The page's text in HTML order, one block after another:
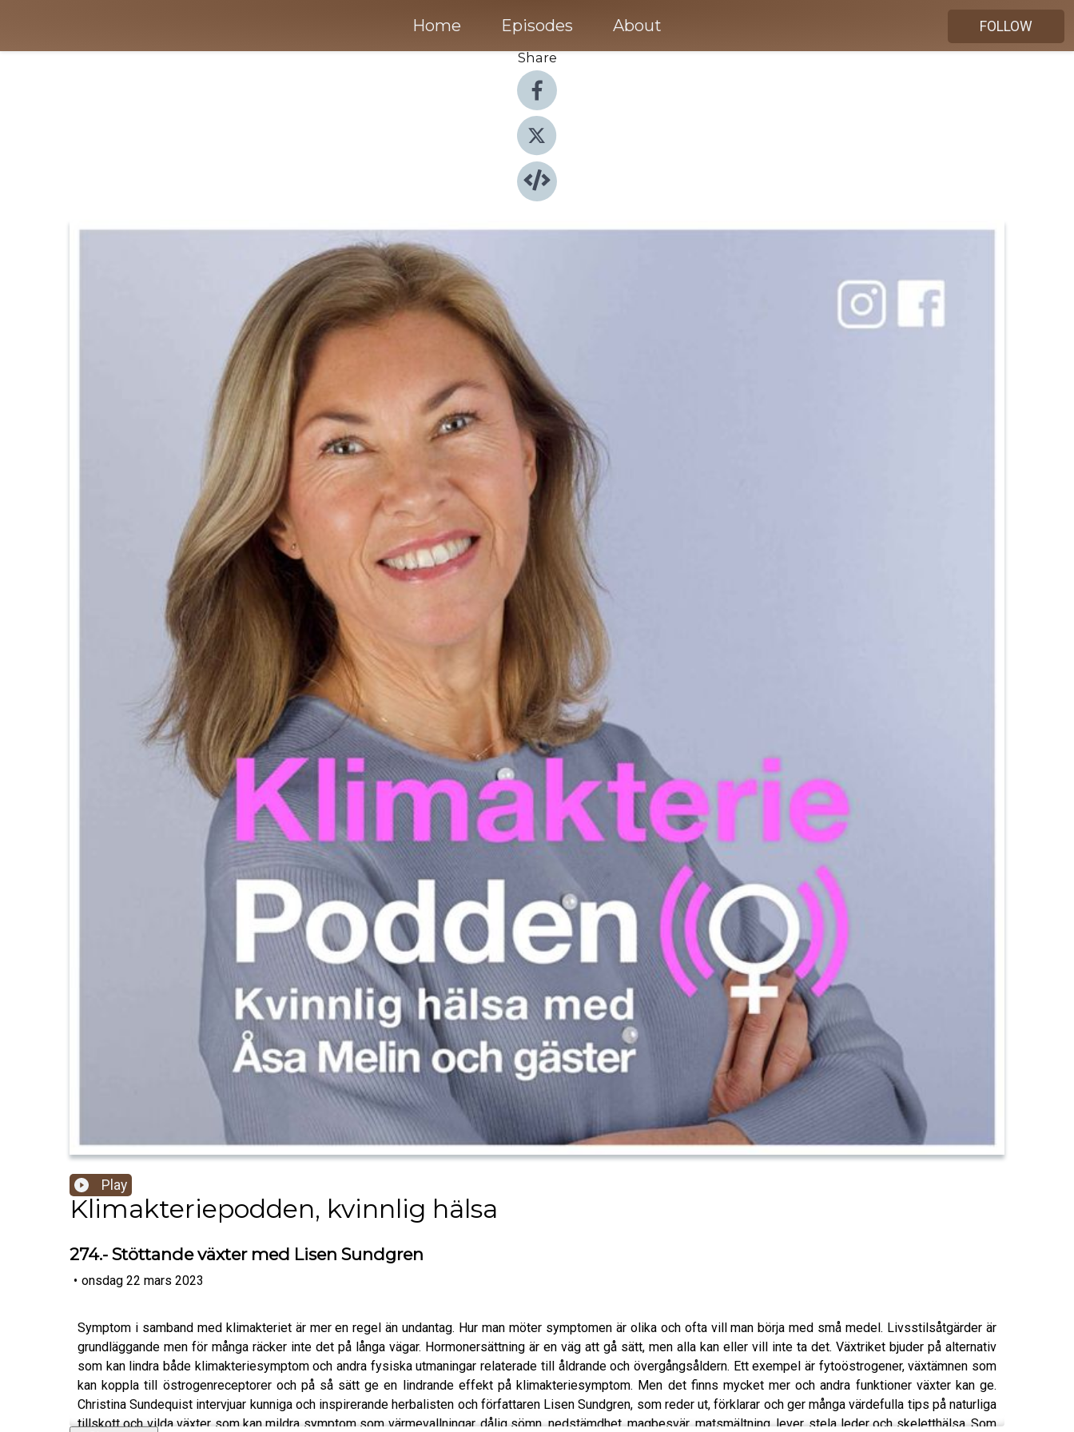
Home Episodes About
FOLLOW
Share
Play
Klimakteriepodden, kvinnlig hälsa
274.- Stöttande växter med Lisen Sundgren
• onsdag 22 mars 2023
Symptom i samband med klimakteriet är mer en regel än undantag. Hur man möter symptomen är olika och ofta vill man börja med små medel. Livsstilsåtgärder är
grundläggande men för många räcker inte det på långa vägar. Hormonersättning är en väg att gå sätt, men alla kan eller vill inte ta det. Växtriket bjuder på alternativ
som kan lindra både klimakteriesymptom och andra fysiska utmaningar relaterade till åldrande och övergångsåldern. Ett exempel är fytoöstrogener, växtämnen som
kan koppla till östrogenreceptorer och på så sätt ge en lindrande effekt på klimakteriesymptom. Men det finns mycket mer och andra funktioner växter kan ge.
Christina Sundequist intervjuar kunniga och inspirerande herbalisten och författaren Lisen Sundgren, som reder ut, förklarar och ger många värdefulla tips på naturliga
tillskott och vilda växter som kan mildra symptom som värmevallningar, dålig sömn, nedstämdhet, magbesvär, matsmältning, lever, stela leder och skeletthälsa. Som